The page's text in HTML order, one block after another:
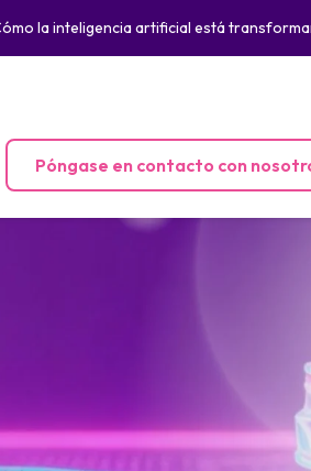
la inteligencia artificial está
Póngase en contacto con